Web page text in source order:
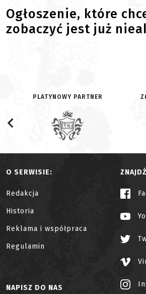
Ogłoszenie, które
zobaczyć jest już
PLATYNOWY PARTNER
O SERWISIE:
Redakcja
Historia
Reklama i współpraca
Regulamin
NAPISZ DO NAS